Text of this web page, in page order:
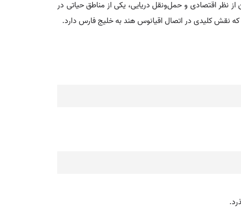
نظر اقتصادی و حمل‌ونقل دریایی، یکی از مناطق حیاتی در
نقش کلیدی در اتصال اقیانوس هند به خلیج فارس دارد.